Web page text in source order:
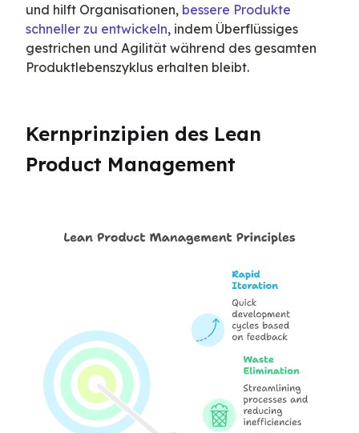
und hilft Organisationen, bessere Produkte
schneller zu entwickeln, indem Überflüssiges
gestrichen und Agilität während des gesamten
Produktlebenszyklus erhalten bleibt.
Kernprinzipien des Lean
Product Management